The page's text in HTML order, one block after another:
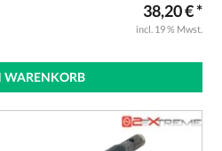
38,20 € *
incl. 19 % Mwst.
WARENKORB